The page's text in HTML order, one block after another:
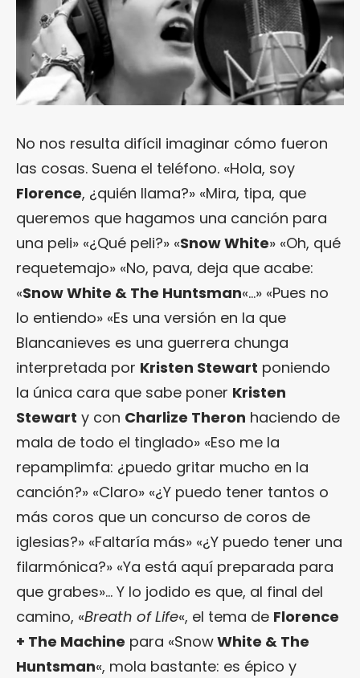
No nos resulta difícil imaginar cómo fueron
las cosas. Suena el teléfono. «Hola, soy
Florence, ¿quién llama?» «Mira, tipa, que
queremos que hagamos una canción para
una peli» «¿Qué peli?» «Snow White» «Oh, qué
requetemajo» «No, pava, deja que acabe:
«Snow White & The Huntsman«…» «Pues no
lo entiendo» «Es una versión en la que
Blancanieves es una guerrera chunga
interpretada por Kristen Stewart poniendo
la única cara que sabe poner Kristen
Stewart y con Charlize Theron haciendo de
mala de todo el tinglado» «Eso me la
repamplimfa: ¿puedo gritar mucho en la
canción?» «Claro» «¿Y puedo tener tantos o
más coros que un concurso de coros de
iglesias?» «Faltaría más» «¿Y puedo tener una
filarmónica?» «Ya está aquí preparada para
que grabes»… Y lo jodido es que, al final del
camino, «Breath of Life«, el tema de Florence
+ The Machine para «SnowWhite & The
Huntsman«, mola bastante: es épico y